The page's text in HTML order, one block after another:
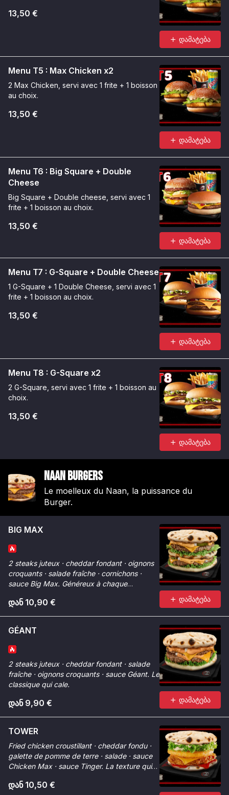
13,50 €
დამატება
Menu T5 : Max Chicken x2
2 Max Chicken, servi avec 1 frite + 1 boisson
au choix.
13,50 €
დამატება
Menu T6 : Big Square + Double
Cheese
Big Square + Double cheese, servi avec 1
frite + 1 boisson au choix.
13,50 €
დამატება
Menu T7 : G-Square + Double Cheese
1 G-Square + 1 Double Cheese, servi avec 1
frite + 1 boisson au choix.
13,50 €
დამატება
Menu T8 : G-Square x2
2 G-Square, servi avec 1 frite + 1 boisson au
choix.
13,50 €
დამატება
Naan Burgers
Le moelleux du Naan, la puissance du
Burger.
BIG MAX
2 steaks juteux · cheddar fondant · oignons
croquants · salade fraîche · cornichons ·
sauce Big Max. Généreux à chaque
დან 10,90 € დამატება
GÉANT
2 steaks juteux · cheddar fondant · salade
fraîche · oignons croquants · sauce Géant. Le
classique qui cale.
დან 9,90 € დამატება
TOWER
Fried chicken croustillant · cheddar fondu ·
galette de pomme de terre · salade · sauce
Chicken Max · sauce Tinger. La texture qui
დან 10,50 €